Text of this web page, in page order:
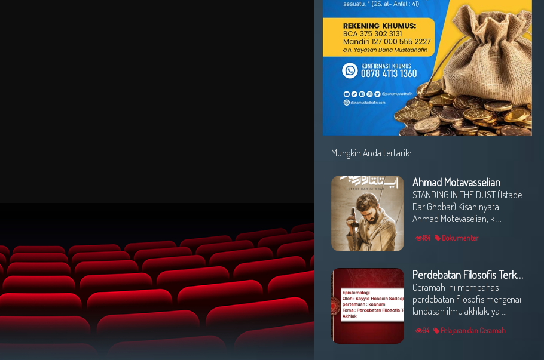
Mungkin Anda tertarik:
Ahmad Motavasselian
STANDING IN THE DUST (Istade
Dar Ghobar) Kisah nyata
Ahmad Motevaselian, k ...
184 Dokumenter
Perdebatan Filosofis Terkait Ilmu Akhlak
Ceramah ini membahas
perdebatan filosofis mengenai
landasan ilmu akhlak, ya ...
94 Pelajaran dan Ceramah